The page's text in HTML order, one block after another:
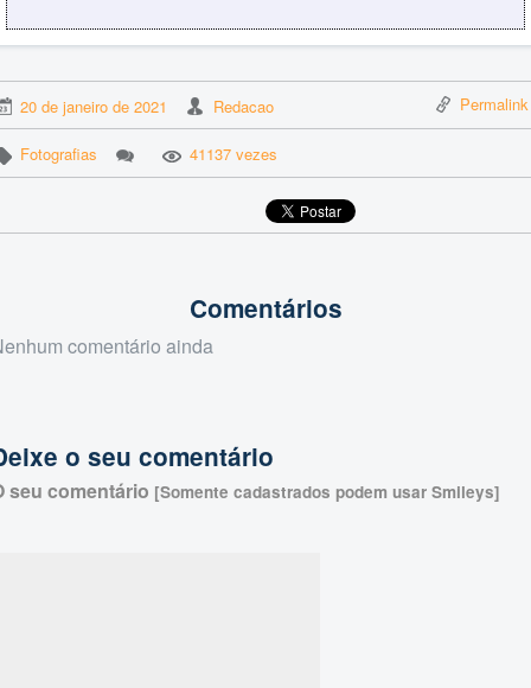
20 de janeiro de 2021 Redacao Permalink
Fotografias 41137 vezes
Comentários
comentário ainda
o seu comentário
seu comentário [Somente cadastrados podem usar Smileys]